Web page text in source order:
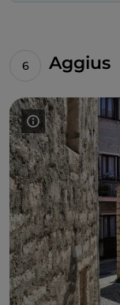
sociopolitique,
durabilité sont de
Sardegna
.
Invisible, auteur
sur le terrain du
le collectifTela
quitter la région
amateurs de
par Onanì, dans
murale s'est
œuvres sociales
Aggius